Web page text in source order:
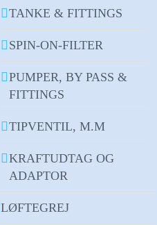
TANKE & FITTINGS
SPIN-ON-FILTER
PUMPER, BY PASS &
FITTINGS
TIPVENTIL, M.M
KRAFTUDTAG OG
ADAPTOR
LØFTEGREJ